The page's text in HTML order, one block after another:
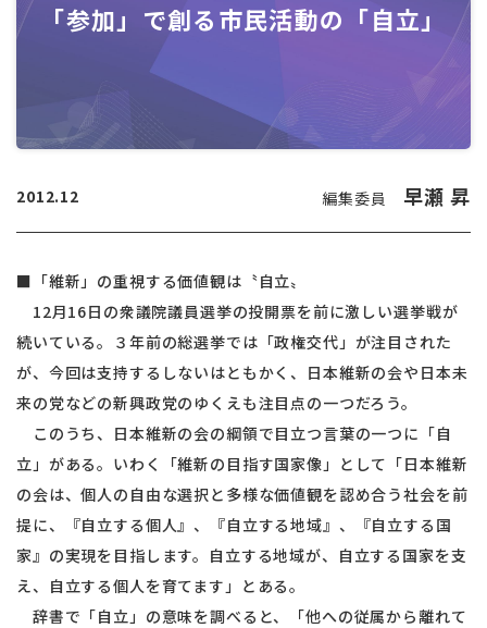
「参加」で創る市民活動の「自立」
2012.12 編集委員 早瀬 昇
■「維新」の重視する価値観は〝自立〟
12月16日の衆議院議員選挙の投開票を前に激しい選挙戦が
続いている。３年前の総選挙では「政権交代」が注目された
が、今回は支持するしないはともかく、日本維新の会や日本未
来の党などの新興政党のゆくえも注目点の一つだろう。
このうち、日本維新の会の綱領で目立つ言葉の一つに「自
立」がある。いわく「維新の目指す国家像」として「日本維新
の会は、個人の自由な選択と多様な価値観を認め合う社会を前
提に、『自立する個人』、『自立する地域』、『自立する国
家』の実現を目指します。自立する地域が、自立する国家を支
え、自立する個人を育てます」とある。
辞書で「自立」の意味を調べると、「他への従属から離れて